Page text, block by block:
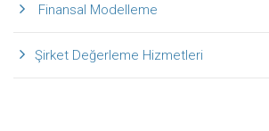
Finansal Modelleme
Şirket Değerleme Hizmetleri